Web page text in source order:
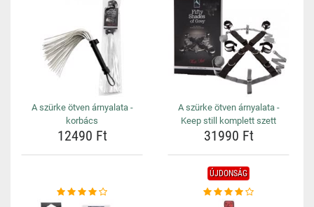
A szürke ötven árnyalata -
korbács
12490 Ft
A szürke ötven árnyalata -
Keep still komplett szett
31990 Ft
ÚJDONSÁG